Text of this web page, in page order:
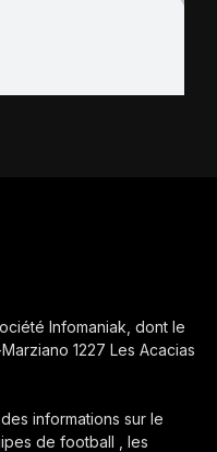
Infomaniak, dont le
1227 Les Acacias
informations sur le
de football , les